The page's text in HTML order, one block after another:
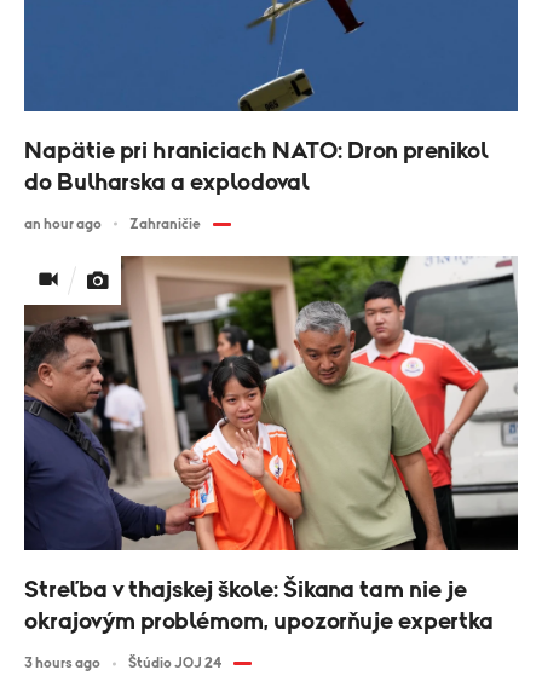
Napätie pri hraniciach NATO: Dron prenikol
do Bulharska a explodoval
an hour ago Zahraničie
Streľba v thajskej škole: Šikana tam nie je
okrajovým problémom, upozorňuje expertka
3 hours ago Štúdio JOJ 24